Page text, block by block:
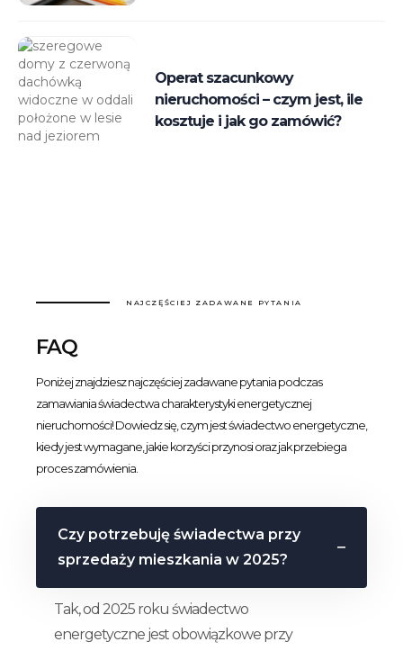
Operat szacunkowy
nieruchomości – czym jest, ile
kosztuje i jak go zamówić?
NAJCZĘŚCIEJ ZADAWANE PYTANIA
FAQ
Poniżej znajdziesz najczęściej zadawane pytania podczas
zamawiania świadectwa charakterystyki energetycznej
nieruchomości! Dowiedz się, czym jest świadectwo energetyczne,
kiedy jest wymagane, jakie korzyści przynosi oraz jak przebiega
proces zamówienia.
Czy potrzebuję świadectwa przy
sprzedaży mieszkania w 2025?
Tak, od 2025 roku świadectwo
energetyczne jest obowiązkowe przy